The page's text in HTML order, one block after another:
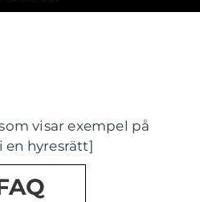
visar exempel på
en hyresrätt]